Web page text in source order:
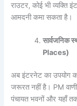
राउटर, कोई भी व्यक्ति
आमदनी कमा सकता है।
सार्वजनिक
Places)
अब इंटरनेट का उपयोग
जरूरत नहीं है। PM
पंचायत भवनों और यहाँ